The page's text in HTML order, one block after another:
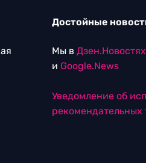
Достойные
Мы в Дзен.Новостях
и Google.News
Уведомление об
рекомендательных